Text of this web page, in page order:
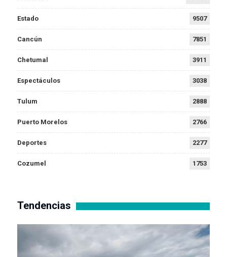
Estado 9507
Cancún 7851
Chetumal 3911
Espectáculos 3038
Tulum 2888
Puerto Morelos 2766
Deportes 2277
Cozumel 1753
Tendencias